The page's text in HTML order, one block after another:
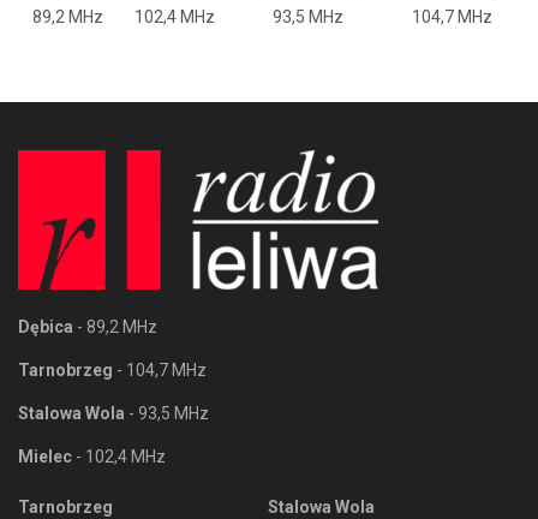
89,2 MHz
102,4 MHz 93,5 MHz 104,7 MHz
Dębica - 89,2 MHz
Tarnobrzeg - 104,7 MHz
Stalowa Wola - 93,5 MHz
Mielec - 102,4 MHz
Tarnobrzeg Stalowa Wola